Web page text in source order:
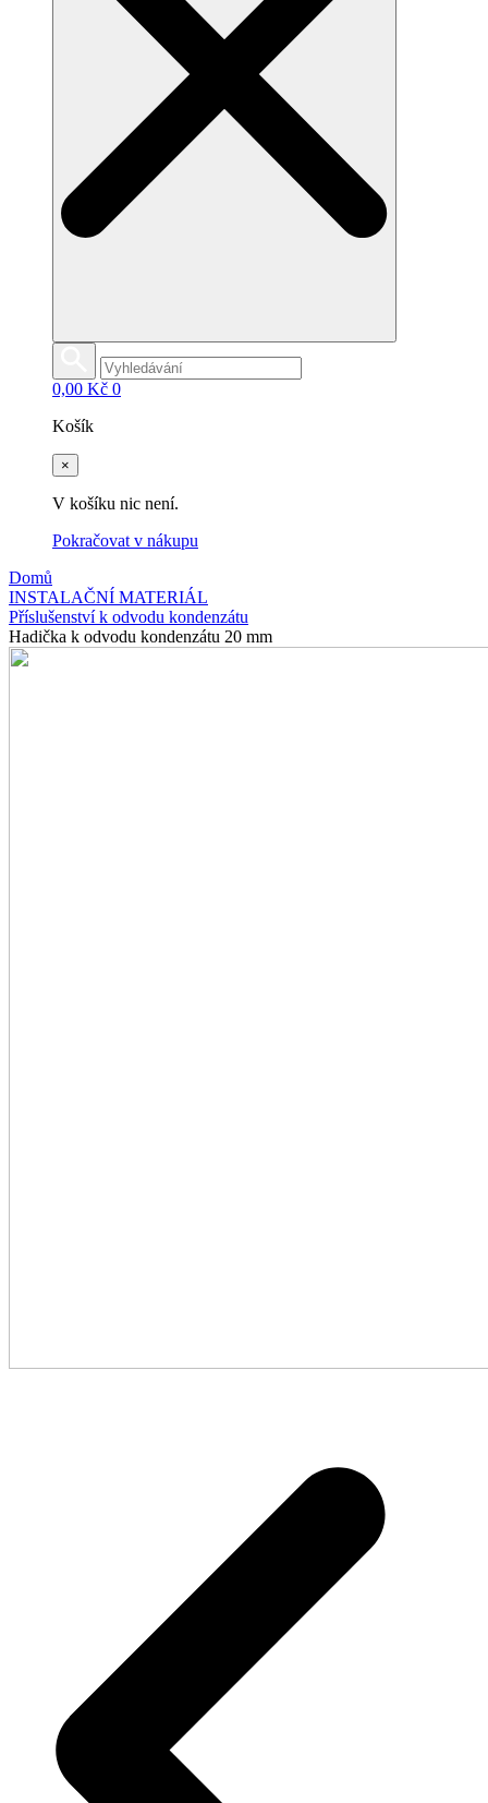
0,00 Kč 0
Košík
×
V košíku nic není.
Pokračovat v nákupu
Domů
INSTALAČNÍ MATERIÁL
Příslušenství k odvodu kondenzátu
Hadička k odvodu kondenzátu 20 mm